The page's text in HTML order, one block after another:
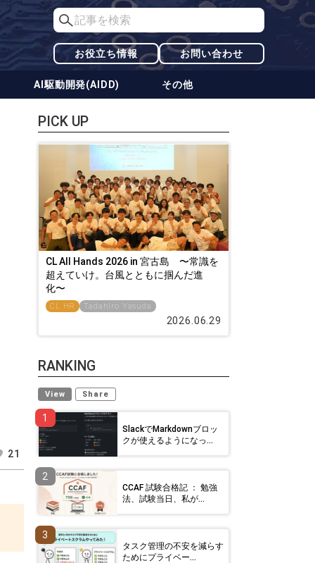
お役立ち情報 お問い合わせ
AI駆動開発(AIDD) その他
21
PICK UP
CL All Hands 2026 in 宮古島 〜常識を
超えていけ。台風とともに掴んだ進
化〜
CL HR Tadahiro Yasuda
2026.06.29
RANKING
View Share
1
SlackでMarkdownブロッ
クが使えるようになっ...
2
CCAF 試験合格記 ： 勉強
法、試験当日、私が...
3
タスク管理の不安を減らす
ためにプライベー...